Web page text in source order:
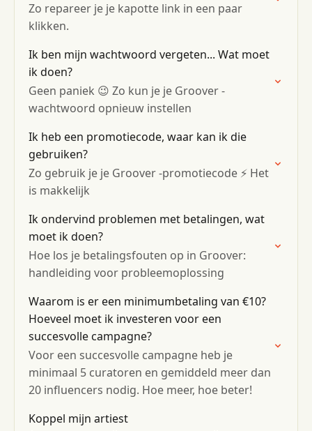
Zo repareer je je kapotte link in een paar
klikken.
Ik ben mijn wachtwoord vergeten... Wat moet
ik doen?
Geen paniek 😉 Zo kun je je Groover -
wachtwoord opnieuw instellen
Ik heb een promotiecode, waar kan ik die
gebruiken?
Zo gebruik je je Groover -promotiecode ⚡️ Het
is makkelijk
Ik ondervind problemen met betalingen, wat
moet ik doen?
Hoe los je betalingsfouten op in Groover:
handleiding voor probleemoplossing
Waarom is er een minimumbetaling van €10?
Hoeveel moet ik investeren voor een
succesvolle campagne?
Voor een succesvolle campagne heb je
minimaal 5 curatoren en gemiddeld meer dan
20 influencers nodig. Hoe meer, hoe beter!
Koppel mijn artiest